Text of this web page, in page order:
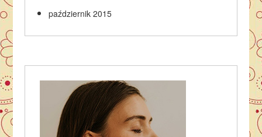
październik 2015